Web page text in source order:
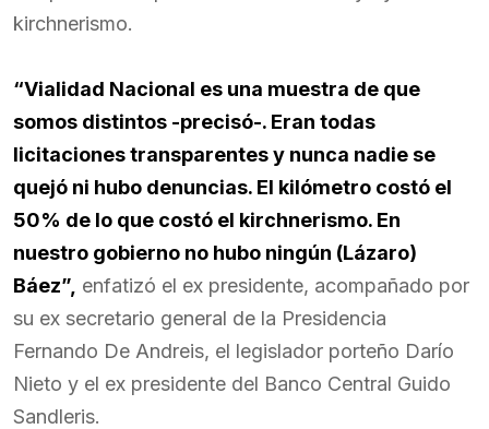
kirchnerismo.
“Vialidad Nacional es una muestra de que
somos distintos -precisó-. Eran todas
licitaciones transparentes y nunca nadie se
quejó ni hubo denuncias. El kilómetro costó el
50% de lo que costó el kirchnerismo. En
nuestro gobierno no hubo ningún (Lázaro)
Báez”, enfatizó el ex presidente, acompañado por
su ex secretario general de la Presidencia
Fernando De Andreis, el legislador porteño Darío
Nieto y el ex presidente del Banco Central Guido
Sandleris.